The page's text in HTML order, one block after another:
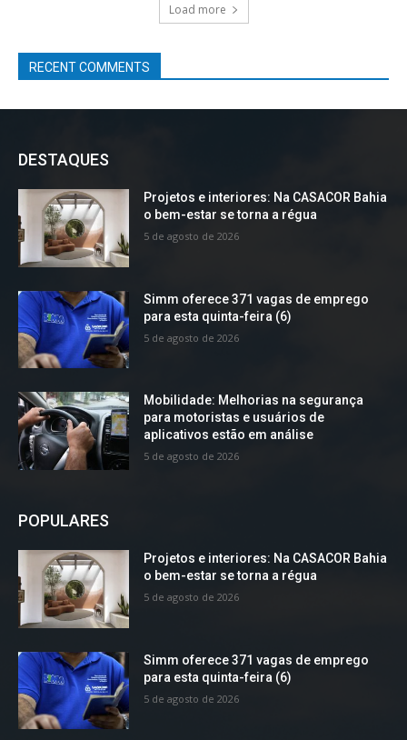
Load more
RECENT COMMENTS
DESTAQUES
Projetos e interiores: Na CASACOR Bahia
o bem-estar se torna a régua
5 de agosto de 2026
Simm oferece 371 vagas de emprego
para esta quinta-feira (6)
5 de agosto de 2026
Mobilidade: Melhorias na segurança
para motoristas e usuários de
aplicativos estão em análise
5 de agosto de 2026
POPULARES
Projetos e interiores: Na CASACOR Bahia
o bem-estar se torna a régua
5 de agosto de 2026
Simm oferece 371 vagas de emprego
para esta quinta-feira (6)
5 de agosto de 2026